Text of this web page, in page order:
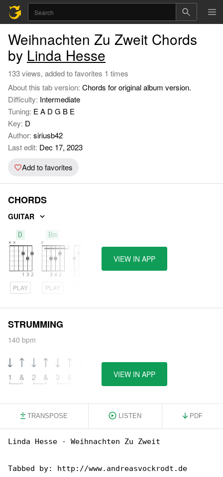
Weihnachten Zu Zweit Chords
by Linda Hesse
133 views, added to favorites 1 times
About this tab version: Chords for original album version.
Difficulty: Intermediate
Tuning: E A D G B E
Key: D
Author: siriusb42
Last edit: Dec 17, 2023
Add to favorites
CHORDS
GUITAR
D
PLAY
Bm
PLAY
VIEW IN APP
STRUMMING
140 bpm
1 & 2 & 3 VIEW IN APP
TRANSPOSE LISTEN PDF
Linda Hesse - Weihnachten Zu Zweit
Tabbed by: http://www.andreasvockrodt.de